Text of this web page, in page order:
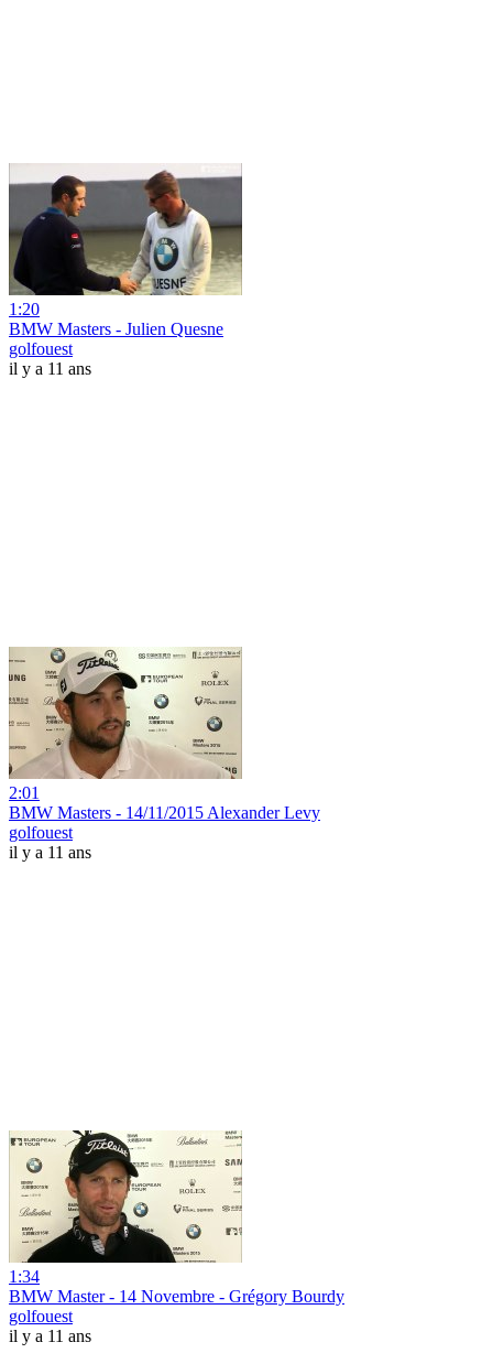
1:20
BMW Masters - Julien Quesne
golfouest
il y a 11 ans
2:01
BMW Masters - 14/11/2015 Alexander Levy
golfouest
il y a 11 ans
1:34
BMW Master - 14 Novembre - Grégory Bourdy
golfouest
il y a 11 ans